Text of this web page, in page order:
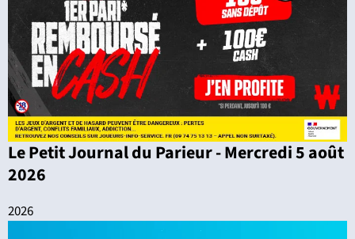
Le Petit Journal du Parieur - Mercredi 5 août
2026
2026